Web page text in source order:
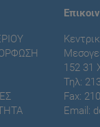
152 31
Τηλ:
Fax:
Email: